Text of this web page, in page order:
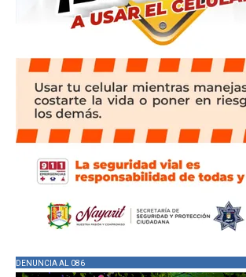
DENUNCIA AL 086